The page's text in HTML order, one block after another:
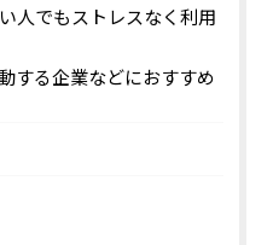
人でもストレスなく利用
する企業などにおすすめ